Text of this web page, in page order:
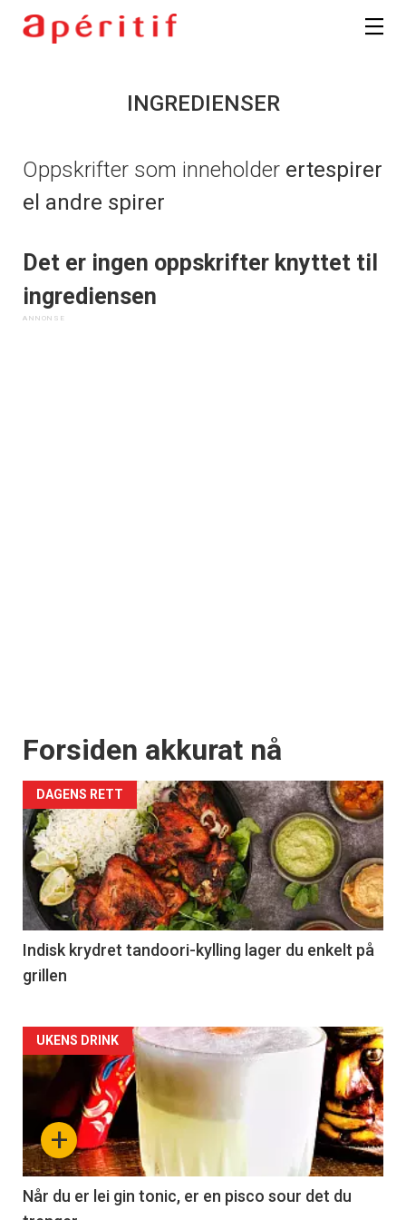
INGREDIENSER
Oppskrifter som inneholder ertespirer
el andre spirer
Det er ingen oppskrifter knyttet til
ingrediensen
Forsiden akkurat nå
DAGENS RETT
Indisk krydret tandoori-kylling lager du enkelt på
grillen
Forsiden
akkurat
nå
-
2
+
UKENS DRINK
Når du er lei gin tonic, er en pisco sour det du